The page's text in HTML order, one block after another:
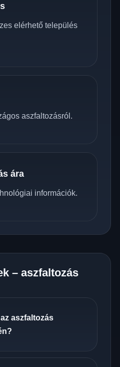
elérhető település
aszfaltozásról.
ára
információk.
– aszfaltozás
aszfaltozás